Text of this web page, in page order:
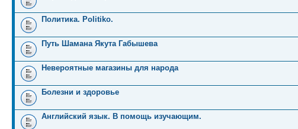
Политика. Politiko.
Путь Шамана Якута Габышева
Невероятные магазины для народа
Болезни и здоровье
Английский язык. В помощь изучающим.